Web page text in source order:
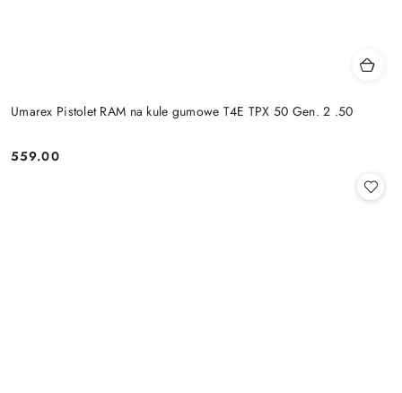
Umarex Pistolet RAM na kule gumowe T4E TPX 50 Gen. 2 .50
Cena:
559.00